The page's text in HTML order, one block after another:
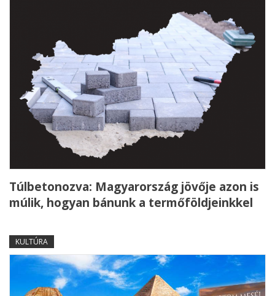
Túlbetonozva: Magyarország jövője azon is
múlik, hogyan bánunk a termőföldjeinkkel
KULTÚRA